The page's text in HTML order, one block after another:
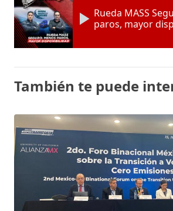
Rueda MASS
paros, mayor
También te puede